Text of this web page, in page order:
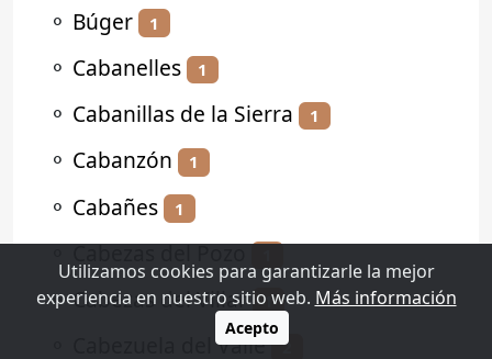
⚬ Búger 1
⚬ Cabanelles 1
⚬ Cabanillas de la Sierra 1
⚬ Cabanzón 1
⚬ Cabañes 1
⚬Cabezas del Pozo
⚬Cabezas del Villar 1
Cabezuela del Valle 2
Utilizamos cookies para garantizarle la mejor
experiencia en nuestro sitio web. Más información
Acepto